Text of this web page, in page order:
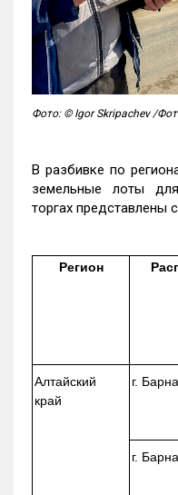
Фото: © Igor Skripachev /
В разбивке по
земельные лоты
торгах
Регион
Алтайский
край
г.
г.